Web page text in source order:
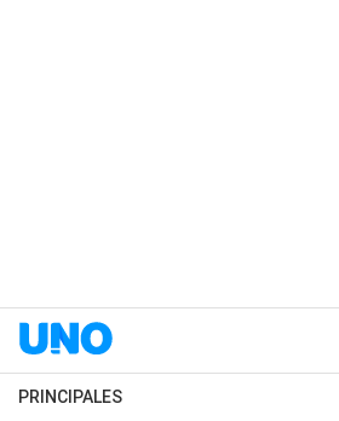
PRINCIPALES